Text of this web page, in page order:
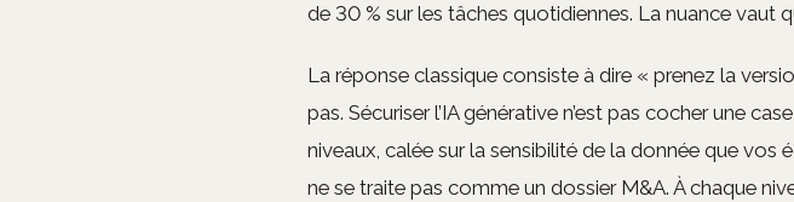
de 30 % sur les tâches quotidiennes. La nuance vaut
La réponse classique consiste à dire « prenez la
pas. Sécuriser l’IA générative n’est pas cocher une
niveaux, calée sur la sensibilité de la donnée que vos
ne se traite pas comme un dossier M&A. À chaque